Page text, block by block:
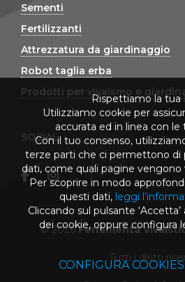
Sementi
Fertilizzanti
Attrezzatura da giardinaggio
Robot taglia erba
Prodotti per vivaismo e
SOCIAL
© 2026Ferramenta
Tutti i diritti
Rispettiamo la tua
Utilizziamo cookie per
accurata ed in linea con
Con il tuo consenso,
terze parti che ci permettono di
dati, come quali pagine vengono
Per scoprire in modo
questi dati, leggi
Cliccando sul pulsante
dei cookie, oppure configura
CONFIGURA COOKIES